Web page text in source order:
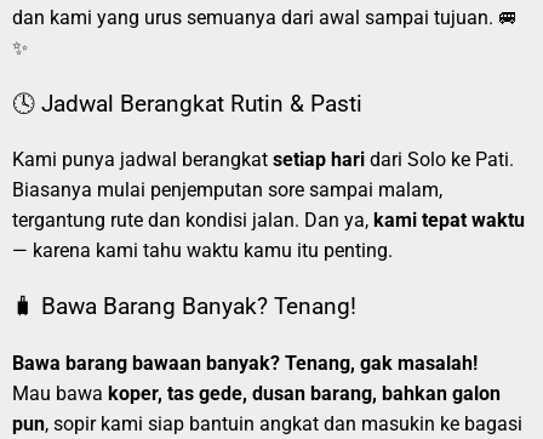
dan kami yang urus semuanya dari awal sampai tujuan. 🚐
✨
🕓 Jadwal Berangkat Rutin & Pasti
Kami punya jadwal berangkat setiap hari dari Solo ke Pati.
Biasanya mulai penjemputan sore sampai malam,
tergantung rute dan kondisi jalan. Dan ya, kami tepat waktu
— karena kami tahu waktu kamu itu penting.
🧳 Bawa Barang Banyak? Tenang!
Bawa barang bawaan banyak? Tenang, gak masalah!
Mau bawa koper, tas gede, dusan barang, bahkan galon
pun, sopir kami siap bantuin angkat dan masukin ke bagasi